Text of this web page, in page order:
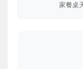
家餐桌